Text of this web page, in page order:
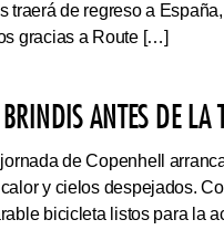
traerá de regreso a
gracias a Route […]
ANTES DE LA
de Copenhell
y cielos despejados.
bicicleta listos para la